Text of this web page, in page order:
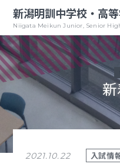
新潟明訓中学校・高
Niigata Meikun Junior, Senior
行事予定
行事予定
2021.10.22 入試情